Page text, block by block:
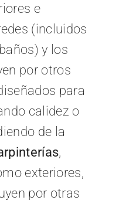
e
(incluidos
y los
por otros
para
calidez o
de la
,
exteriores,
por otras